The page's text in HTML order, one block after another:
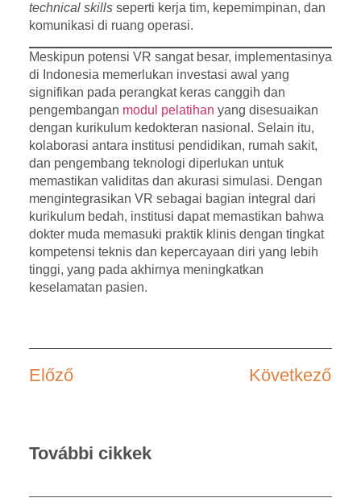
technical skillsseperti kerja tim, kepemimpinan, dan
komunikasi di ruang operasi.
Meskipun potensi VR sangat besar, implementasinya
di Indonesia memerlukan investasi awal yang
signifikan pada perangkat keras canggih dan
pengembangan modul pelatihan yang disesuaikan
dengan kurikulum kedokteran nasional. Selain itu,
kolaborasi antara institusi pendidikan, rumah sakit,
dan pengembang teknologi diperlukan untuk
memastikan validitas dan akurasi simulasi. Dengan
mengintegrasikan VR sebagai bagian integral dari
kurikulum bedah, institusi dapat memastikan bahwa
dokter muda memasuki praktik klinis dengan tingkat
kompetensi teknis dan kepercayaan diri yang lebih
tinggi, yang pada akhirnya meningkatkan
keselamatan pasien.
Előző Következő
További cikkek